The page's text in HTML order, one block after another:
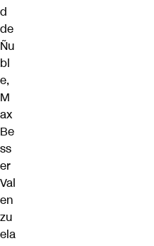
d
de
Ñu
bl
e,
M
ax
Be
ss
er
Val
en
zu
ela